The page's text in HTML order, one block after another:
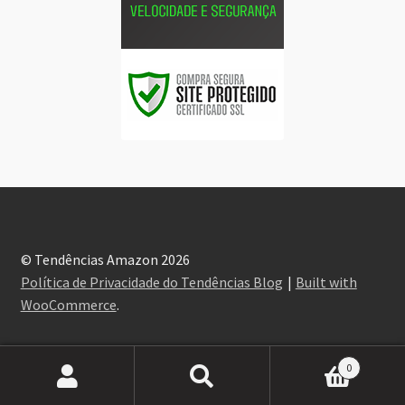
© Tendências Amazon 2026
Política de Privacidade do Tendências Blog
Built with
WooCommerce.
Pesquisar
Pesquisar
0